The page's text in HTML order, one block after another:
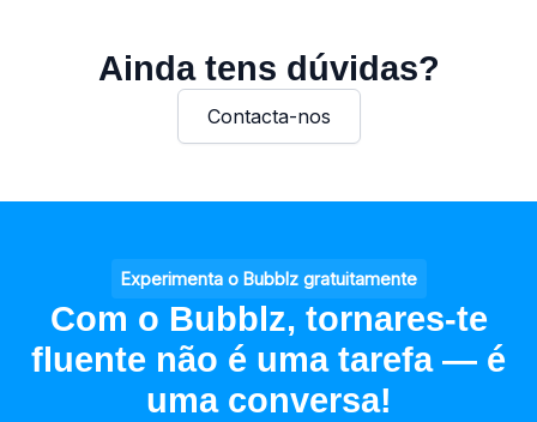
Ainda tens dúvidas?
Contacta-nos
Experimenta o Bubblz gratuitamente
Com o Bubblz, tornares-te
fluente não é uma tarefa — é
uma conversa!